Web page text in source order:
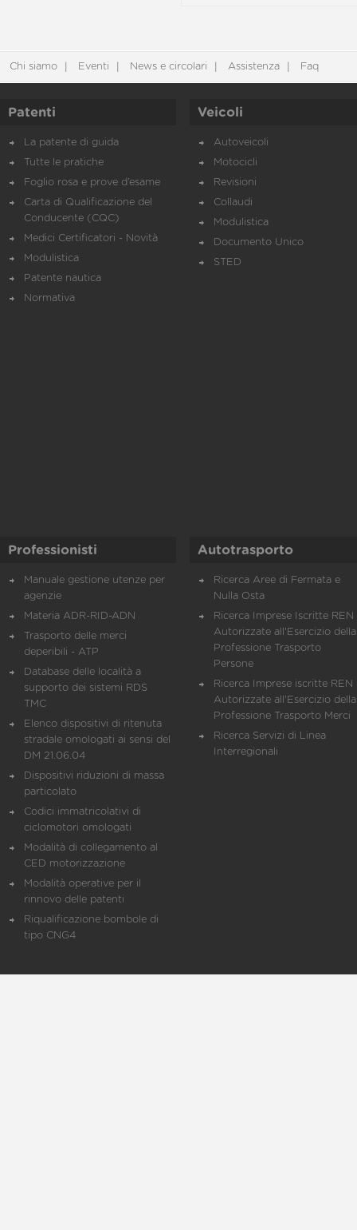
Chi siamo Eventi News e circolari Assistenza Faq
Patenti
La patente di guida
Tutte le pratiche
Foglio rosa e prove d’esame
Carta di Qualificazione del
Conducente (CQC)
Medici Certificatori - Novità
Modulistica
Patente nautica
Normativa
Veicoli
Autoveicoli
Motocicli
Revisioni
Collaudi
Modulistica
Documento Unico
STED
Professionisti
Manuale gestione utenze per
agenzie
Materia ADR-RID-ADN
Trasporto delle merci
deperibili - ATP
Database delle località a
supporto dei sistemi RDS
TMC
Elenco dispositivi di ritenuta
stradale omologati ai sensi del
DM 21.06.04
Dispositivi riduzioni di massa
particolato
Codici immatricolativi di
ciclomotori omologati
Modalità di collegamento al
CED motorizzazione
Modalità operative per il
rinnovo delle patenti
Riqualificazione bombole di
tipo CNG4
Autotrasporto
Ricerca Aree di Fermata e
Nulla Osta
Ricerca Imprese Iscritte REN
Autorizzate all'Esercizio della
Professione Trasporto
Persone
Ricerca Imprese iscritte REN
Autorizzate all'Esercizio della
Professione Trasporto Merci
Ricerca Servizi di Linea
Interregionali